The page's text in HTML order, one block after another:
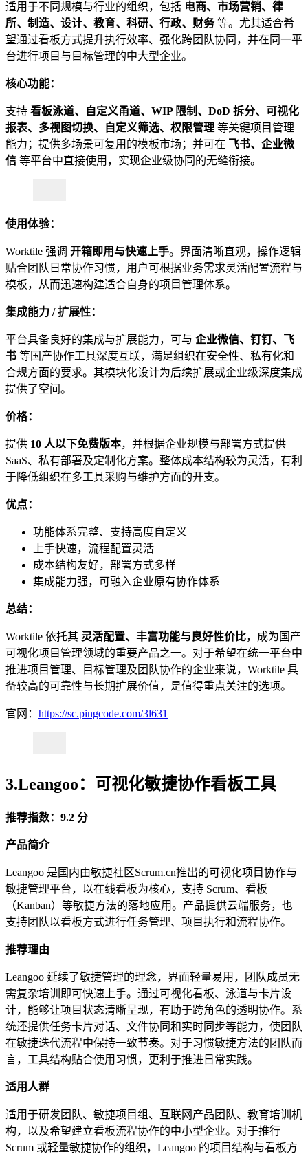
适用于不同规模与行业的组织，包括 电商、市场营销、律
所、制造、设计、教育、科研、行政、财务等。尤其适合希
望通过看板方式提升执行效率、强化跨团队协同，并在同一平
台进行项目与目标管理的中大型企业。
核心功能：
支持 看板泳道、自定义甬道、WIP 限制、DoD 拆分、可视化
报表、多视图切换、自定义筛选、权限管理 等关键项目管理
能力；提供多场景可复用的模板市场；并可在 飞书、企业微
信 等平台中直接使用，实现企业级协同的无缝衔接。
使用体验：
Worktile 强调 开箱即用与快速上手。界面清晰直观，操作逻辑
贴合团队日常协作习惯，用户可根据业务需求灵活配置流程与
模板，从而迅速构建适合自身的项目管理体系。
集成能力 / 扩展性：
平台具备良好的集成与扩展能力，可与 企业微信、钉钉、飞
书 等国产协作工具深度互联，满足组织在安全性、私有化和
合规方面的要求。其模块化设计为后续扩展或企业级深度集成
提供了空间。
价格：
提供 10 人以下免费版本，并根据企业规模与部署方式提供
SaaS、私有部署及定制化方案。整体成本结构较为灵活，有利
于降低组织在多工具采购与维护方面的开支。
优点：
功能体系完整、支持高度自定义
上手快速，流程配置灵活
成本结构友好，部署方式多样
集成能力强，可融入企业原有协作体系
总结：
Worktile 依托其 灵活配置、丰富功能与良好性价比，成为国产
可视化项目管理领域的重要产品之一。对于希望在统一平台中
推进项目管理、目标管理及团队协作的企业来说，Worktile 具
备较高的可靠性与长期扩展价值，是值得重点关注的选项。
官网： https://sc.pingcode.com/3l631
3.Leangoo：可视化敏捷协作看板工具
推荐指数：9.2 分
产品简介
Leangoo 是国内由敏捷社区Scrum.cn推出的可视化项目协作与
敏捷管理平台，以在线看板为核心，支持 Scrum、看板
（Kanban）等敏捷方法的落地应用。产品提供云端服务，也
支持团队以看板方式进行任务管理、项目执行和流程协作。
推荐理由
Leangoo 延续了敏捷管理的理念，界面轻量易用，团队成员无
需复杂培训即可快速上手。通过可视化看板、泳道与卡片设
计，能够让项目状态清晰呈现，有助于跨角色的透明协作。系
统还提供任务卡片对话、文件协同和实时同步等能力，使团队
在敏捷迭代流程中保持一致节奏。对于习惯敏捷方法的团队而
言，工具结构贴合使用习惯，更利于推进日常实践。
适用人群
适用于研发团队、敏捷项目组、互联网产品团队、教育培训机
构，以及希望建立看板流程协作的中小型企业。对于推行
Scrum 或轻量敏捷协作的组织，Leangoo 的项目结构与看板方